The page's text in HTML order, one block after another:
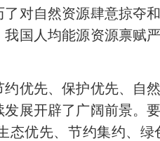
对自然资源肆意掠夺
国人均能源资源禀赋
先、保护优先、自
展开辟了广阔前景。
态优先、节约集约、